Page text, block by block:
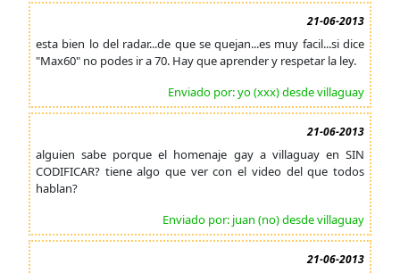
21-06-2013
esta bien lo del radar...de que se quejan...es muy facil...si dice
"Max60" no podes ir a 70. Hay que aprender y respetar la ley.
Enviado por: yo (xxx) desde villaguay
21-06-2013
alguien sabe porque el homenaje gay a villaguay en SIN
CODIFICAR? tiene algo que ver con el video del que todos
hablan?
Enviado por: juan (no) desde villaguay
21-06-2013